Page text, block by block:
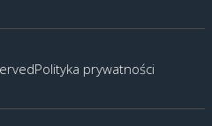
Polityka prywatności